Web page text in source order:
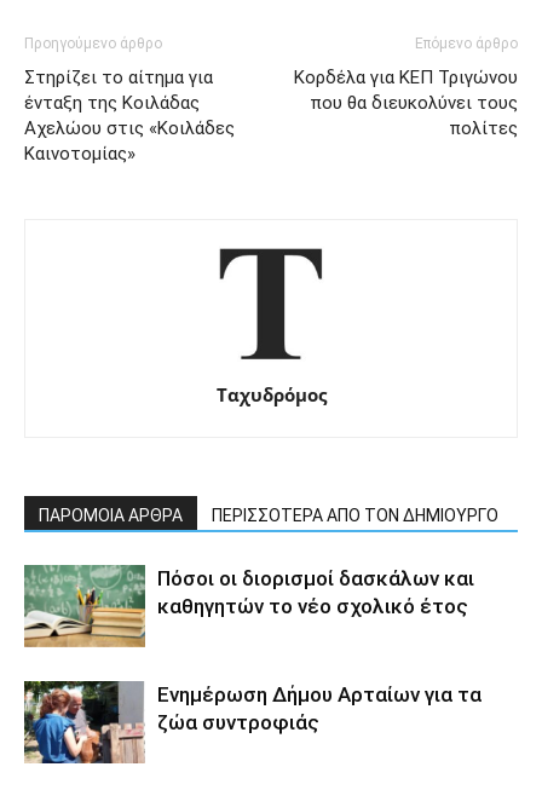
Προηγούμενο άρθρο
Στηρίζει το αίτημα για
ένταξη της Κοιλάδας
Αχελώου στις «Κοιλάδες
Καινοτομίας»
Επόμενο άρθρο
Κορδέλα για ΚΕΠ Τριγώνου
που θα διευκολύνει τους
πολίτες
Ταχυδρόμος
ΠΑΡΟΜΟΙΑ ΑΡΘΡΑ ΠΕΡΙΣΣΟΤΕΡΑ ΑΠΟ ΤΟΝ ΔΗΜΙΟΥΡΓΟ
Πόσοι οι διορισμοί δασκάλων και
καθηγητών το νέο σχολικό έτος
Ενημέρωση Δήμου Αρταίων για τα
ζώα συντροφιάς